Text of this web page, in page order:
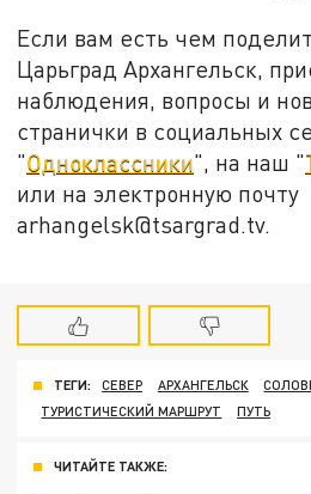
Если вам есть чем
Царьград Архангельск,
наблюдения, вопросы и
странички в социальных
"Одноклассники", на наш "
или на электронную почту
arhangelsk@tsargrad.tv.
ТЕГИ: СЕВЕР АРХАНГЕЛЬСК
ТУРИСТИЧЕСКИЙ МАРШРУТ
ПУТЬ
ЧИТАЙТЕ ТАКЖЕ: